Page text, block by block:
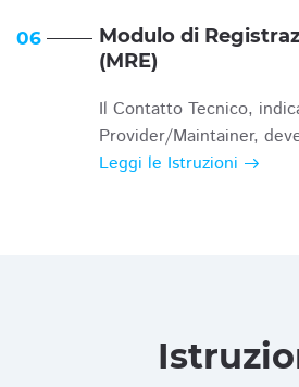
06
Modulo di
(MRE)
Il Contatto Tecnico,
Provider/Maintainer,
Leggi le Istruzioni